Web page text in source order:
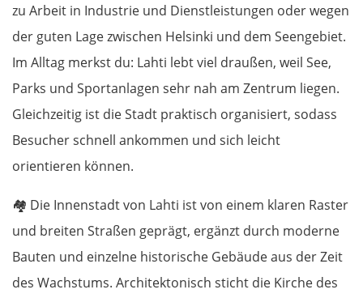
zu Arbeit in Industrie und Dienstleistungen oder wegen
der guten Lage zwischen Helsinki und dem Seengebiet.
Im Alltag merkst du: Lahti lebt viel draußen, weil See,
Parks und Sportanlagen sehr nah am Zentrum liegen.
Gleichzeitig ist die Stadt praktisch organisiert, sodass
Besucher schnell ankommen und sich leicht
orientieren können.
🏘️ Die Innenstadt von Lahti ist von einem klaren Raster
und breiten Straßen geprägt, ergänzt durch moderne
Bauten und einzelne historische Gebäude aus der Zeit
des Wachstums. Architektonisch sticht die Kirche des
Alytus
Polen
Suwałki
Ełk
Łomża
Warschau